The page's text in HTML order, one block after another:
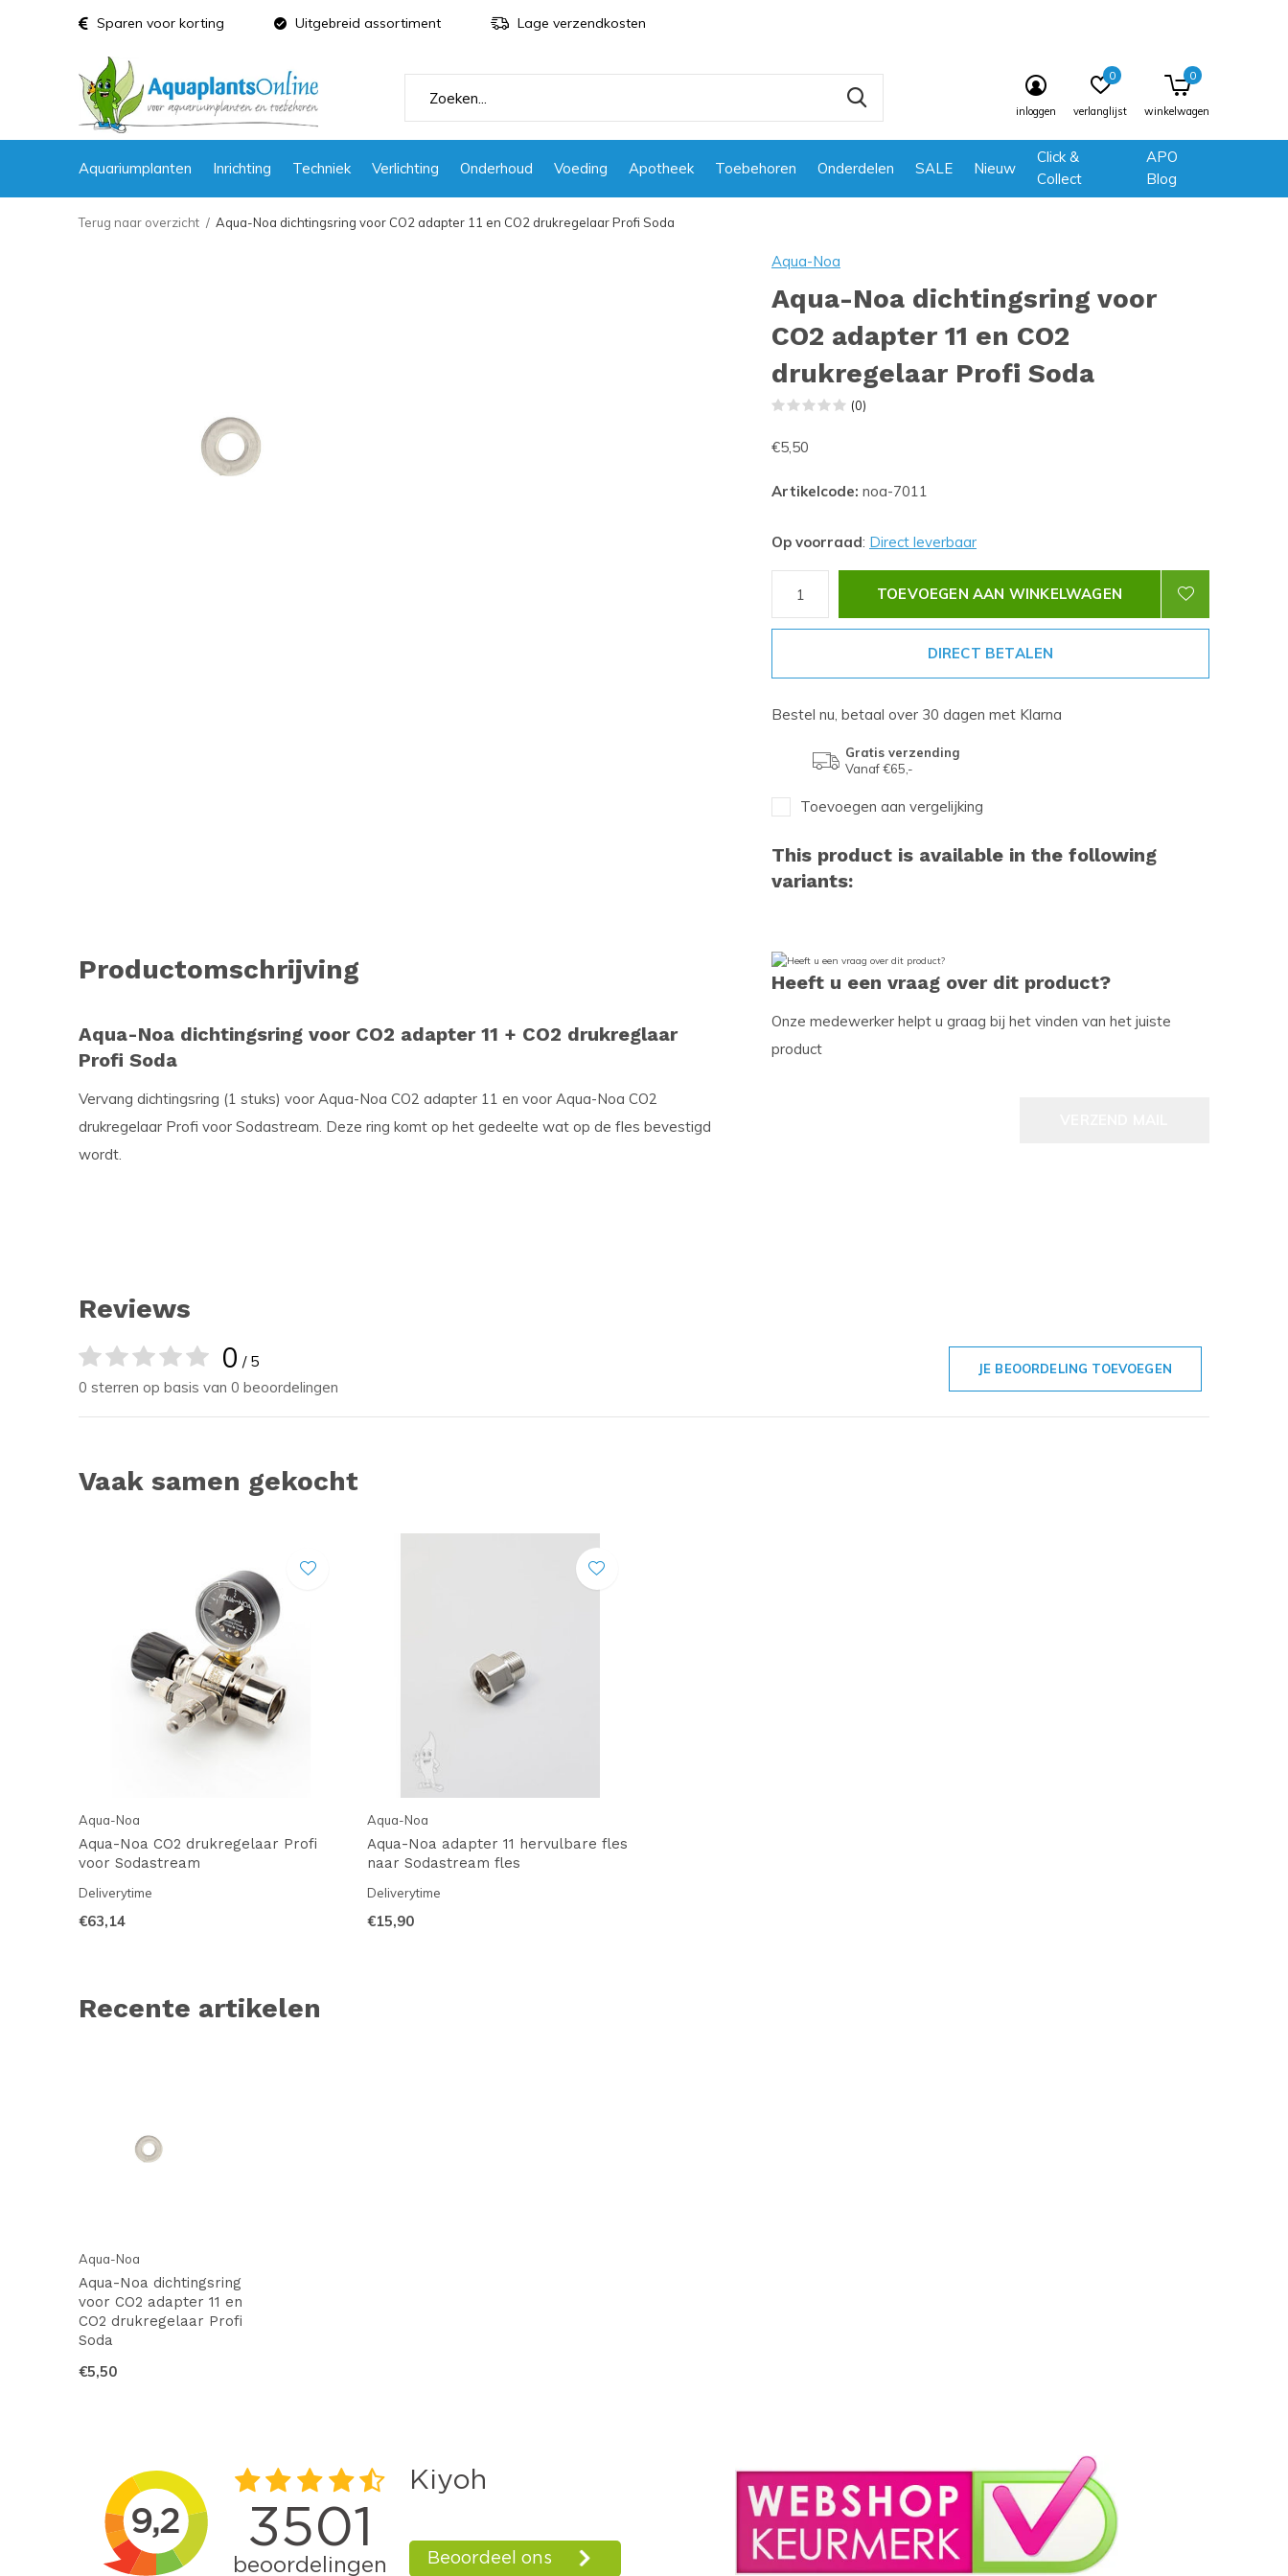
Aquariumplanten Inrichting Techniek Verlichting Onderhoud Voeding Apotheek Toebehoren Onderdelen SALE Nieuw
Click &
Collect
APO
Blog
inloggen verlanglijst
0
winkelwagen
0
Sparen voor korting Uitgebreid assortiment Lage verzendkosten
Terug naar overzicht Aqua-Noa dichtingsring voor CO2 adapter 11 en CO2 drukregelaar Profi Soda
Aqua-Noa
Aqua-Noa dichtingsring voor
CO2 adapter 11 en CO2
drukregelaar Profi Soda
(0)
€5,50
Artikelcode: noa-7011
Op voorraad: Direct leverbaar
TOEVOEGEN AAN WINKELWAGEN
DIRECT BETALEN
Bestel nu, betaal over 30 dagen met Klarna
Gratis verzending
Vanaf €65,-
Toevoegen aan vergelijking
This product is available in the following
variants:
Productomschrijving
Aqua-Noa dichtingsring voor CO2 adapter 11 + CO2 drukreglaar
Profi Soda
Vervang dichtingsring (1 stuks) voor Aqua-Noa CO2 adapter 11 en voor Aqua-Noa CO2
drukregelaar Profi voor Sodastream. Deze ring komt op het gedeelte wat op de fles bevestigd
wordt.
Heeft u een vraag over dit product?
Onze medewerker helpt u graag bij het vinden van het juiste
product
Reviews
0 / 5
0 sterren op basis van 0 beoordelingen
JE BEOORDELING TOEVOEGEN
Vaak samen gekocht
Aqua-Noa
Aqua-Noa CO2 drukregelaar Profi
voor Sodastream
Deliverytime
€63,14
Aqua-Noa
Aqua-Noa adapter 11 hervulbare fles
naar Sodastream fles
Deliverytime
€15,90
Recente artikelen
Aqua-Noa
Aqua-Noa dichtingsring
voor CO2 adapter 11 en
CO2 drukregelaar Profi
Soda
€5,50